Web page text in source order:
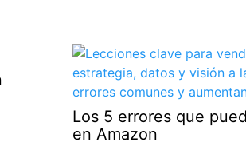
Los 5 errores que
en Amazon